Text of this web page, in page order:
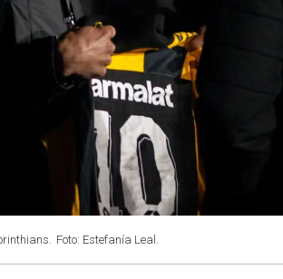
Foto: Estefanía Leal.